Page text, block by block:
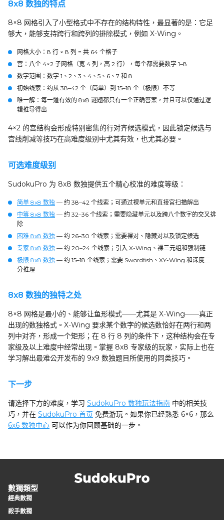
8x8 数独的特点
8×8 网格引入了小型格式中不存在的结构特性，最显著的是：它足
够大，能够支持跨行和跨列的排除模式，例如 X-Wing。
网格大小 ：8 行 × 8 列 = 共 64 个格子
宫 ：八个 4×2 子网格（宽 4 列，高 2 行），每个都需要数字 1–8
数字范围 ：数字 1、2、3、4、5、6、7 和 8
初始线索 ：约从 38–42 个（简单）到 15–18 个（极限）不等
唯一解 ：每一道有效的 8x8 谜题都只有一个正确答案，并且可以仅通过逻
辑推导得出
4×2 的宫结构会形成特别密集的行对齐候选模式，因此锁定候选与
宫线削减等技巧在高难度级别中尤其有效，也尤其必要。
可选难度级别
SudokuPro 为 8x8 数独提供五个精心校准的难度等级：
简单 8x8 数独 — 约 38–42 个线索；可通过裸单元和直接宫扫描解出
中等 8x8 数独 — 约 32–36 个线索；需要隐藏单元以及跨八个数字的交叉排
除
困难 8x8 数独 — 约 26–30 个线索；需要裸对、隐藏对以及锁定候选
专家 8x8 数独 — 约 20–24 个线索；引入 X-Wing、裸三元组和强制链
极限 8x8 数独 — 约 15–18 个线索；需要 Swordfish、XY-Wing 和深度二
分推理
8x8 数独的独特之处
8×8 网格是最小的、能够让鱼形模式——尤其是 X-Wing——真正
出现的数独格式。X-Wing 要求某个数字的候选数恰好在两行和两
列中对齐，形成一个矩形；在 8 行 8 列的条件下，这种结构会在专
家级及以上难度中经常出现。掌握 8x8 专家级的玩家，实际上也在
学习解出最难公开发布的 9x9 数独题目所使用的同类技巧。
下一步
请选择下方的难度，学习 SudokuPro 数独玩法指南 中的相关技
巧，并在 SudokuPro 首页 免费游玩。如果你已经熟悉 6×6，那么
6x6 数独中心 可以作为你回顾基础的一步。
數獨類型
經典數獨
殺手數獨